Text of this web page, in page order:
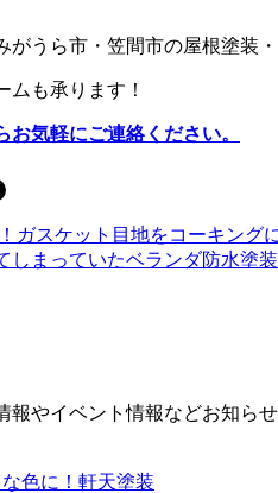
がうら市・笠間市の屋根塗装
ムも承ります！
気軽にご連絡ください。
スケット目地をコーキング
まっていたベランダ防水塗
やイベント情報などお知らせ
色に！軒天塗装